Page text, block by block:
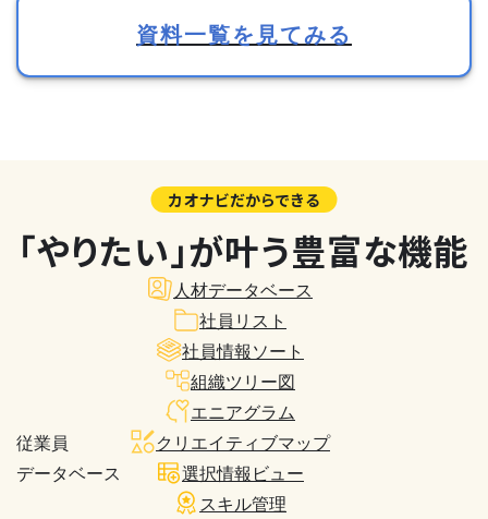
資料一覧を見てみる
カオナビだからできる
「やりたい」が叶う豊富な機能
従業員
データベース
人材データベース
社員リスト
社員情報ソート
組織ツリー図
エニアグラム
クリエイティブマップ
選択情報ビュー
スキル管理